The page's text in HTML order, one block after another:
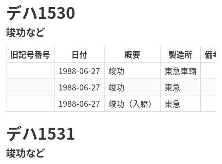
デハ1530
竣功など
旧記号番号 日付 概要 製造所
備
1988-06-27
竣功
東急車輛
1988-06-27
竣功
東急
1988-06-27
竣功 （入籍） 東急
デハ1531
竣功など